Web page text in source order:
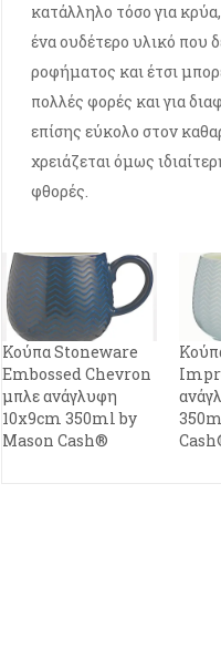
κατάλληλο τόσο για
ένα ουδέτερο υλικό που
ροφήματος και έτσι
πολλές φορές και για
επίσης εύκολο στον
χρειάζεται όμως
φθορές.
Κούπα Stoneware
Embossed Chevron
μπλε ανάγλυφη
10x9cm 350ml by
Mason Cash®